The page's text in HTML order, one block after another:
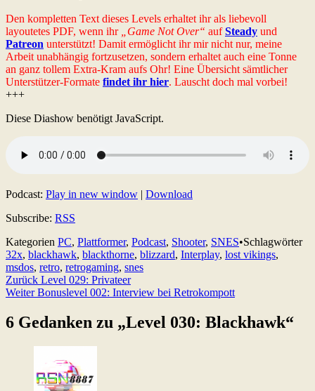
Den kompletten Text dieses Levels erhaltet ihr als liebevoll
layoutetes PDF, wenn ihr
„Game Not Over“ aufSteady und
Patreon unterstützt! Damit ermöglicht ihr mir nicht nur, meine
Arbeit unabhängig fortzusetzen, sondern erhaltet auch eine Tonne
an ganz tollem Extra-Kram aufs Ohr! Eine Übersicht sämtlicher
Unterstützer-Formate findet ihr hier. Lauscht doch mal vorbei!
+++
Diese Diashow benötigt JavaScript.
Podcast: Play in new window | Download
Subscribe: RSS
Kategorien PC, Plattformer, Podcast, Shooter, SNES•Schlagwörter
32x, blackhawk, blackthorne, blizzard, Interplay, lost vikings,
msdos, retro, retrogaming, snes
Beitragsnavigation
Zurück Level 029: Privateer
Weiter Bonuslevel 002: Interview bei Retrokompott
6 Gedanken zu „Level 030: Blackhawk“